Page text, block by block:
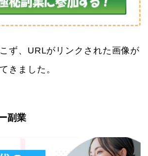
ず、URLがリンクされた画像が
きました。
副業